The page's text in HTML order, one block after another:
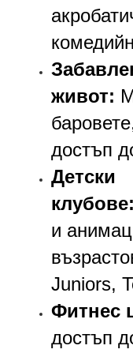
живот:
достъп
Детски
клубове:
и
Juniors,
Фитнес
достъп